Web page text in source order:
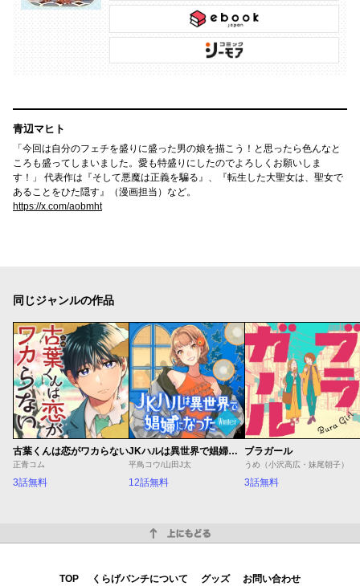
青辺マヒト
「今回は自分のフェチを盛りに盛った男の娘を描こう！と思ったら色んなと
ころも盛ってしまいました。愛も特盛りにしたのでよろしくお願いしま
す！」 代表作は『そして悪魔は正義を騙る』、『転生した大聖女は、聖女で
あることをひた隠す』（漫画担当）など。
https://x.com/aobmht
同じジャンルの作品
古葉くんは恋がワカらない
正青コム
3話無料
JKハルは異世界で娼婦になった Winter
平鳥コウ/山田J太
12話無料
ブラガール
うめ（小沢高広・妹尾朝子）
3話無料
TOP くらげバンチについて グッズ お問い合わせ